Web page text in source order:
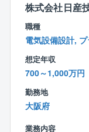
■会社の特徴
〇ビル・商業施
建物（東証一部
7年にわたり、
分野で安定した
〇安定した基
がいある職場づ
良法人の認定を
〇今後、再開発
心となります）
・工事受注営業
・全社有給取得
・基本は土日祝
メインの案件と
ルフレックスと
株式会社日産
職種
電気設備設計, プ
想定年収
700～1,000万円
勤務地
大阪府
業務内容